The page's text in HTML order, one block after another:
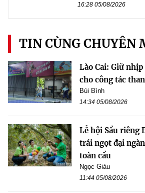
16:28 05/08/2026
TIN CÙNG CHUYÊN
Lào Cai: Giữ
cho công tác
Bùi Bình
14:34 05/08/2026
Lễ hội Sầu riêng
trái ngọt đại
toàn cầu
Ngọc Giàu
11:44 05/08/2026